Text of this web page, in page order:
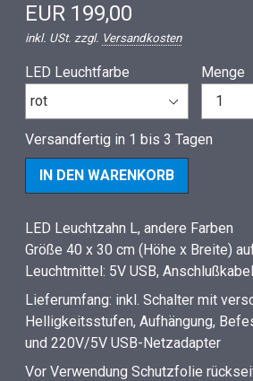
EUR 199,00
inkl. USt. zzgl. Versandkosten
LED Leuchtfarbe Menge
Versandfertig in 1 bis 3 Tagen
LED Leuchtzahn L, andere Farben
Größe 40 x 30 cm (Höhe x Breite)
Leuchtmittel: 5V USB,
Lieferumfang: inkl. Schalter mit
Helligkeitsstufen, Aufhängung,
und 220V/5V USB-Netzadapter
Vor Verwendung Schutzfolie